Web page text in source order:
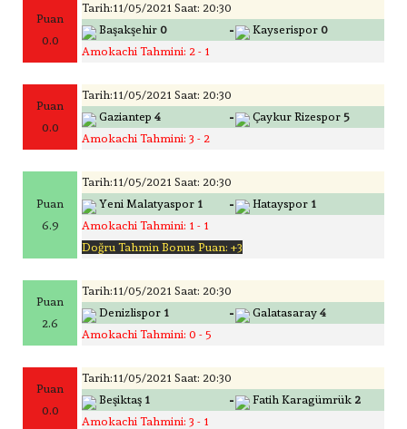
Puan
0.0
Tarih:11/05/2021 Saat: 20:30
Başakşehir 0 - Kayserispor 0
Amokachi Tahmini: 2 - 1
Puan
0.0
Tarih:11/05/2021 Saat: 20:30
Gaziantep 4 - Çaykur Rizespor 5
Amokachi Tahmini: 3 - 2
Puan
6.9
Tarih:11/05/2021 Saat: 20:30
Yeni Malatyaspor 1 - Hatayspor 1
Amokachi Tahmini: 1 - 1
Doğru Tahmin Bonus Puan: +3
Puan
2.6
Tarih:11/05/2021 Saat: 20:30
Denizlispor 1 - Galatasaray 4
Amokachi Tahmini: 0 - 5
Puan
0.0
Tarih:11/05/2021 Saat: 20:30
Beşiktaş 1 - Fatih Karagümrük 2
Amokachi Tahmini: 3 - 1